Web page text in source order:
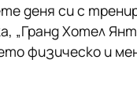
деня си с
„Гранд Хотел
физическо и